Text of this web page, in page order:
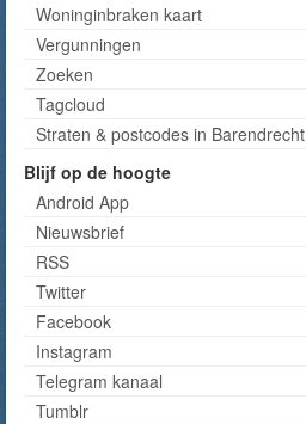
Woninginbraken kaart
Vergunningen
Zoeken
Tagcloud
Straten & postcodes in Barendrecht
Blijf op de hoogte
Android App
Nieuwsbrief
RSS
Twitter
Facebook
Instagram
Telegram kanaal
Tumblr